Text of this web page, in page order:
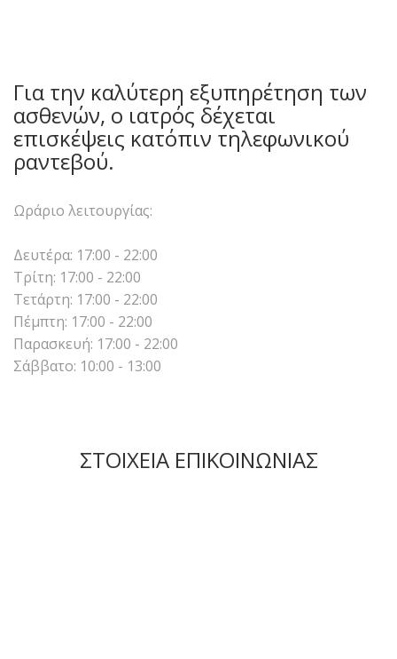
Για την καλύτερη εξυπηρέτηση των
ασθενών, ο ιατρός δέχεται
επισκέψεις κατόπιν τηλεφωνικού
ραντεβού.
Ωράριο λειτουργίας:
Δευτέρα: 17:00 - 22:00
Τρίτη: 17:00 - 22:00
Τετάρτη: 17:00 - 22:00
Πέμπτη: 17:00 - 22:00
Παρασκευή: 17:00 - 22:00
Σάββατο: 10:00 - 13:00
ΣΤΟΙΧΕΙΑ ΕΠΙΚΟΙΝΩΝΙΑΣ